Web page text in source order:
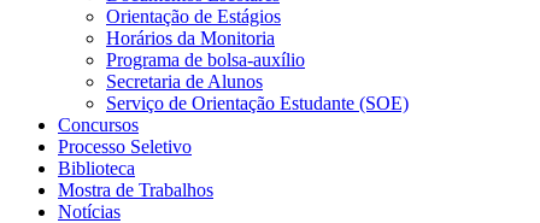
Orientação de Estágios
Horários da Monitoria
Programa de bolsa-auxílio
Secretaria de Alunos
Serviço de Orientação Estudante (SOE)
Concursos
Processo Seletivo
Biblioteca
Mostra de Trabalhos
Notícias